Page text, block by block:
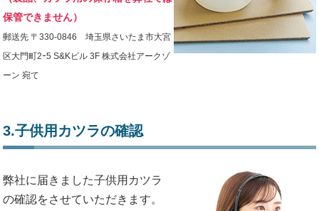
保管できません）
郵送先 〒330-0846 埼玉県さいたま市大宮
区大門町2ｰ5 S&Kビル 3F 株式会社アークゾ
ーン 宛て
3.子供用カツラの確認
弊社に届きました子供用カツラ
の確認をさせていただきます。